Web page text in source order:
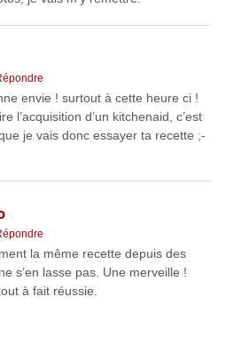
envie ! surtout à cette heure ci !
l’acquisition d’un kitchenaid, c’est
je vais donc essayer ta recette ;-
la même recette depuis des
s’en lasse pas. Une merveille !
à fait réussie.